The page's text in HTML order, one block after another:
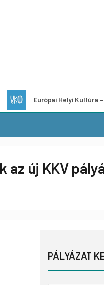
Európai Helyi Kultúra –
az új KKV
PÁLYÁZAT